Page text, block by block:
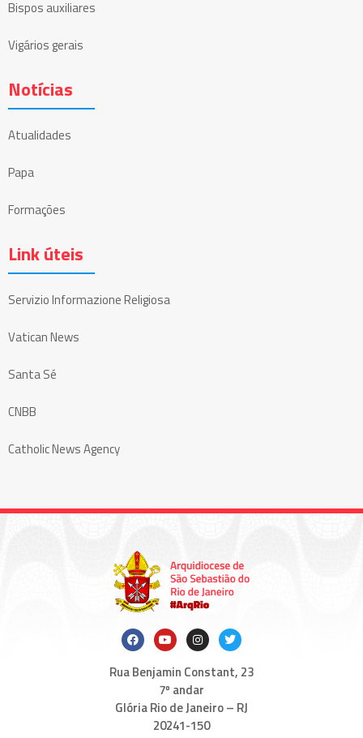
Bispos auxiliares
Vigários gerais
Notícias
Atualidades
Papa
Formações
Link úteis
Servizio Informazione Religiosa
Vatican News
Santa Sé
CNBB
Catholic News Agency
Rua Benjamin Constant, 23
7º andar
Glória Rio de Janeiro – RJ
20241-150